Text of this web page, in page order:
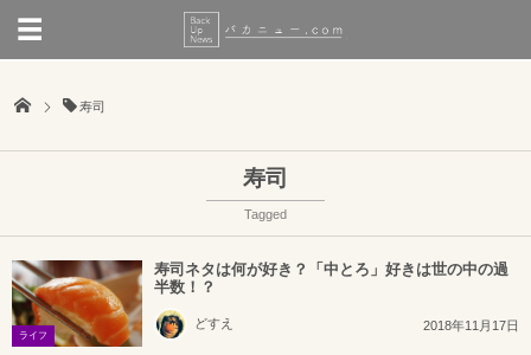
寿司
寿司
Tagged
ライフ
寿司ネタは何が好き？「中とろ」好きは世の中の過
半数！？
どすえ 2018年11月17日